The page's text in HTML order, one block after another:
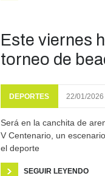
Este viernes
torneo de
DEPORTES 22/01/2026
Será en la canchita de
V Centenario, un
el deporte
SEGUIR LEYENDO